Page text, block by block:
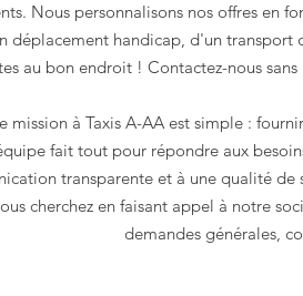
Nous personnalisons nos offres en
déplacement handicap, d'un transport
au bon endroit ! Contactez-nous
mission à Taxis A-AA est simple :
fait tout pour répondre aux
transparente et à une qualité de
cherchez en faisant appel à notre
demandes générales,